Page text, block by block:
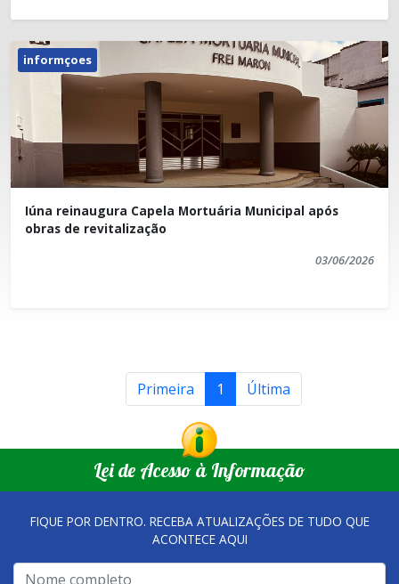
informçoes
Iúna reinaugura Capela Mortuária Municipal após
obras de revitalização
03/06/2026
Primeira 1 Última
Lei de Acesso à Informação
FIQUE POR DENTRO. RECEBA ATUALIZAÇÕES DE TUDO QUE
ACONTECE AQUI